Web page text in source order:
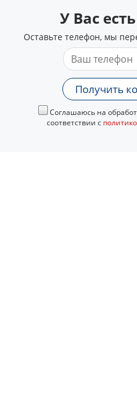
У Вас
Оставьте телефон, мы
Получить
Соглашаюсь на
соответствии с